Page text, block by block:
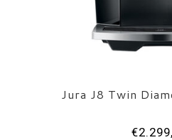
Jura J8 Twin